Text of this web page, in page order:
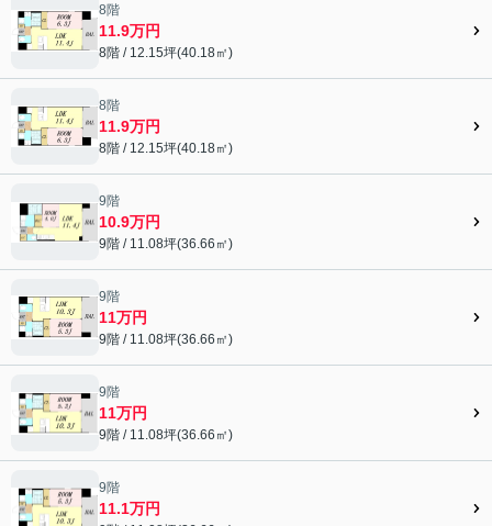
8階
11.9万円
8階 / 12.15坪(40.18㎡)
8階
11.9万円
8階 / 12.15坪(40.18㎡)
9階
10.9万円
9階 / 11.08坪(36.66㎡)
9階
11万円
9階 / 11.08坪(36.66㎡)
9階
11万円
9階 / 11.08坪(36.66㎡)
9階
11.1万円